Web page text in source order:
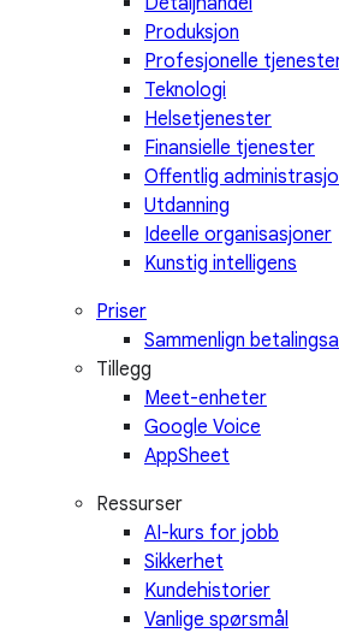
Produksjon
Profesjonelle
Teknologi
Helsetjenester
Finansielle tjenester
Offentlig
Utdanning
Ideelle organisasjoner
Kunstig intelligens
Priser
Sammenlign
Tillegg
Meet-enheter
Google Voice
AppSheet
Ressurser
AI-kurs for jobb
Sikkerhet
Kundehistorier
Vanlige spørsmål